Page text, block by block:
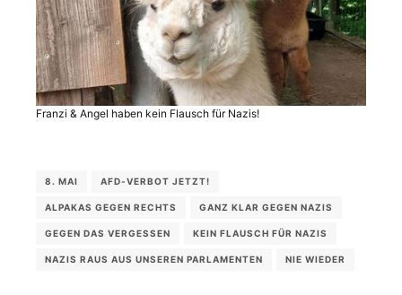
Franzi & Angel haben kein Flausch für Nazis!
8. MAI AFD-VERBOT JETZT!
ALPAKAS GEGEN RECHTS GANZ KLAR GEGEN NAZIS
GEGEN DAS VERGESSEN KEIN FLAUSCH FÜR NAZIS
NAZIS RAUS AUS UNSEREN PARLAMENTEN NIE WIEDER